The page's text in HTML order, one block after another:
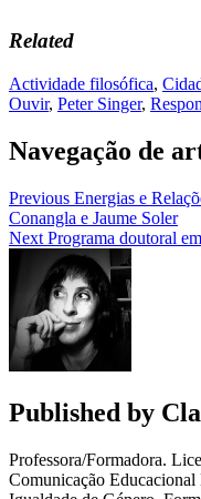
Related
Actividade filosófica,
Ouvir, Peter Singer,
Navegação de
Previous Energias e
Conangla e Jaume Soler
Next Programa doutoral
Published by
Professora/Formadora.
Comunicação